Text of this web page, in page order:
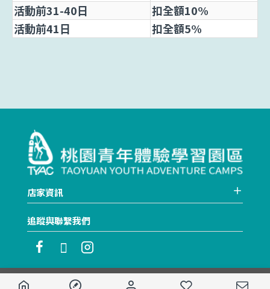
活動前31-40日
扣全額10%
活動前41日
扣全額5%
店家資訊
追蹤與聯繫我們